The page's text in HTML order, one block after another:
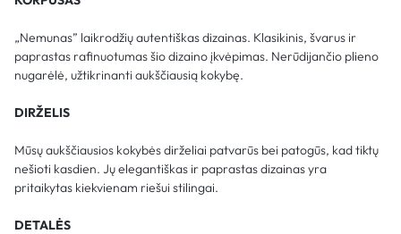
„Nemunas” laikrodžių autentiškas dizainas. Klasikinis, švarus ir
paprastas rafinuotumas šio dizaino įkvėpimas. Nerūdijančio plieno
nugarėlė, užtikrinanti aukščiausią kokybę.
DIRŽELIS
Mūsų aukščiausios kokybės dirželiai patvarūs bei patogūs, kad tiktų
nešioti kasdien. Jų elegantiškas ir paprastas dizainas yra
pritaikytas kiekvienam riešui stilingai.
DETALĖS